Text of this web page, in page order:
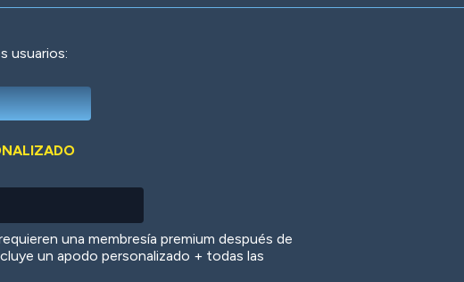
usuarios:
una membresía premium después de
un apodo personalizado + todas las